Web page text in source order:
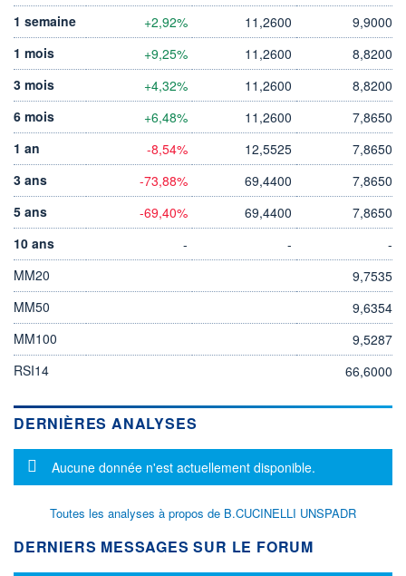
1 semaine
+2,92% 11,2600
9,9000
1 mois
+9,25% 11,2600
8,8200
3 mois
+4,32% 11,2600
8,8200
6 mois
+6,48% 11,2600
7,8650
1 an
-8,54% 12,5525
7,8650
3 ans
-73,88% 69,4400
7,8650
5 ans
-69,40% 69,4400
7,8650
10 ans
- -
-
MM20
9,7535
MM50
9,6354
MM100
9,5287
RSI14
66,6000
DERNIÈRES ANALYSES
Message d'information
Aucune donnée n'est actuellement disponible.
Toutes les analyses à propos de B.CUCINELLI UNSPADR
DERNIERS MESSAGES SUR LE FORUM